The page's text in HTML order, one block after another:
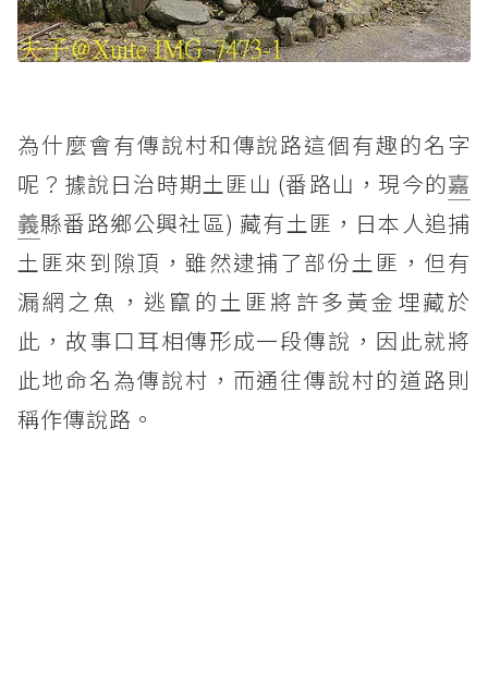
為什麼會有傳說村和傳說路這個有趣的名字
呢？據說日治時期土匪山 (番路山，現今的嘉
義縣番路鄉公興社區) 藏有土匪，日本人追捕
土匪來到隙頂，雖然逮捕了部份土匪，但有
漏網之魚，逃竄的土匪將許多黃金埋藏於
此，故事口耳相傳形成一段傳說，因此就將
此地命名為傳說村，而通往傳說村的道路則
稱作傳說路。